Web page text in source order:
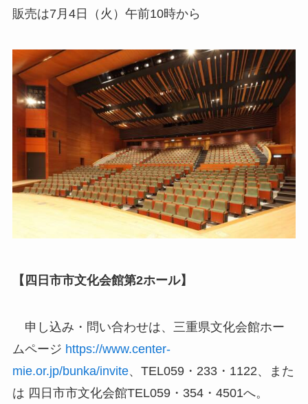
販売は7月4日（火）午前10時から
【四日市市文化会館第2ホール】
申し込み・問い合わせは、三重県文化会館ホー
ムページ https://www.center-
mie.or.jp/bunka/invite、TEL059・233・1122、また
は 四日市市文化会館TEL059・354・4501へ。